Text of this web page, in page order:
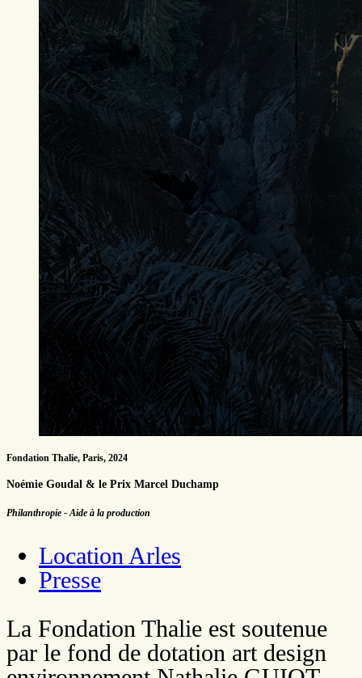
Fondation Thalie, Paris, 2024
Noémie Goudal & le Prix Marcel Duchamp
Philanthropie - Aide à la production
Location Arles
Presse
La Fondation Thalie est soutenue
par le fond de dotation art design